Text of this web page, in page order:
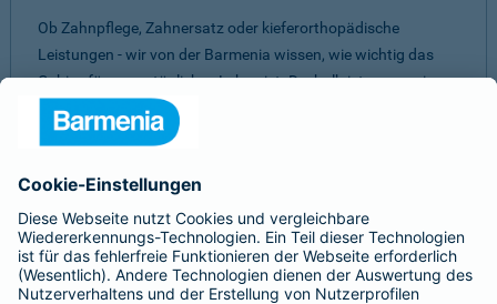
Ob Zahnpflege, Zahnersatz oder kieferorthopädische
Leistungen - wir von der Barmenia wissen, wie wichtig das
Gebiss für unser tägliches Leben ist. Deshalb ist es uns ein
Anliegen, Ihnen einumfassendes und individuelles
Vorsorge-Paketzu bieten. Mit einer unserer
hohen Eigenanteils Abstriche bei zahnärztlichen
Behandlungen machen. Dabei ist es uns wichtig, für jeden
einen passenden Schutz zu finden. Daher können Sie aus
verschiedenen Tarifendie beste Zahnversicherung
auswählen.Egal für welches unserer Produkte Sie sich